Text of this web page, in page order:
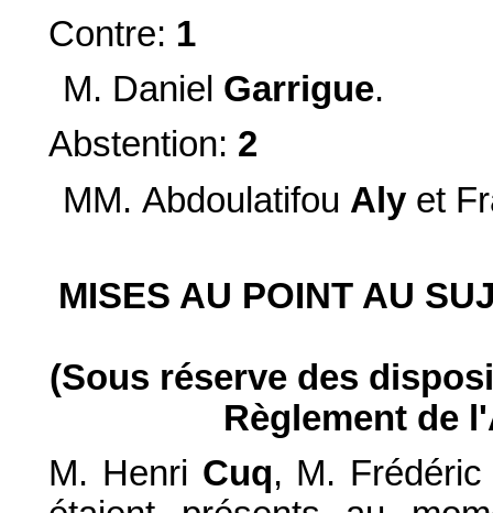
Contre: 1
M. Daniel Garrigue.
Abstention: 2
MM. Abdoulatifou Aly et
MISES AU POINT AU
(Sous réserve des
Règlement de
M. Henri Cuq, M.